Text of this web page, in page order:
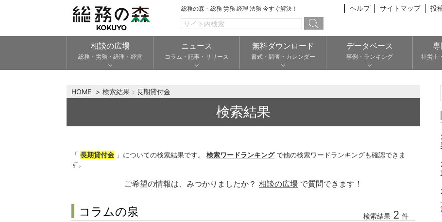
総務の森 - 総務 労務 経理 法務 今すぐ解決！ ヘルプ サイトマップ 投
相談の広場
総務・労務・経理・経営
ニュース
コラム・記事・リリース
無料ダウンロード
書式・調査・カレンダー
データベース
事例・ランキング 社労士
HOME 検索結果： 長期貸付金
検索結果
「 長期貸付金 」についての検索結果です。 検索ワードランキングで他の検索ワードランキングも確認できま
す。
ご希望の情報は、みつかりましたか？ 相談の広場 で質問できます！
コラムの泉 検索結果 2 件